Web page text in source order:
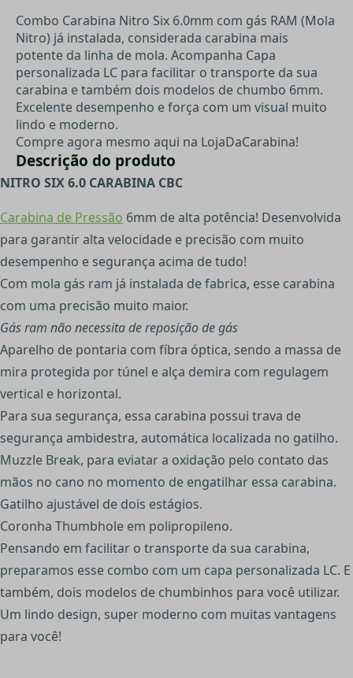
Combo Carabina Nitro Six 6.0mm com gás RAM (Mola
Nitro) já instalada, considerada carabina mais
potente da linha de mola. Acompanha Capa
personalizada LC para facilitar o transporte da sua
carabina e também dois modelos de chumbo 6mm.
Excelente desempenho e força com um visual muito
lindo e moderno.
Compre agora mesmo aqui na LojaDaCarabina!
Descrição do produto
NITRO SIX 6.0 CARABINA CBC
Carabina de Pressão 6mm de alta potência! Desenvolvida
para garantir alta velocidade e precisão com muito
desempenho e segurança acima de tudo!
Com mola gás ram já instalada de fabrica, esse carabina
com uma precisão muito maior.
Gás ram não necessita de reposição de gás
Aparelho de pontaria com fíbra óptica, sendo a massa de
mira protegida por túnel e alça demira com regulagem
vertical e horizontal.
Para sua segurança, essa carabina possui trava de
segurança ambidestra, automática localizada no gatilho.
Muzzle Break, para eviatar a oxidação pelo contato das
mãos no cano no momento de engatilhar essa carabina.
Gatilho ajustável de dois estágios.
Coronha Thumbhole em polipropileno.
Pensando em facilitar o transporte da sua carabina,
preparamos esse combo com um capa personalizada LC. E
também, dois modelos de chumbinhos para você utilizar.
Um lindo design, super moderno com muitas vantagens
para você!